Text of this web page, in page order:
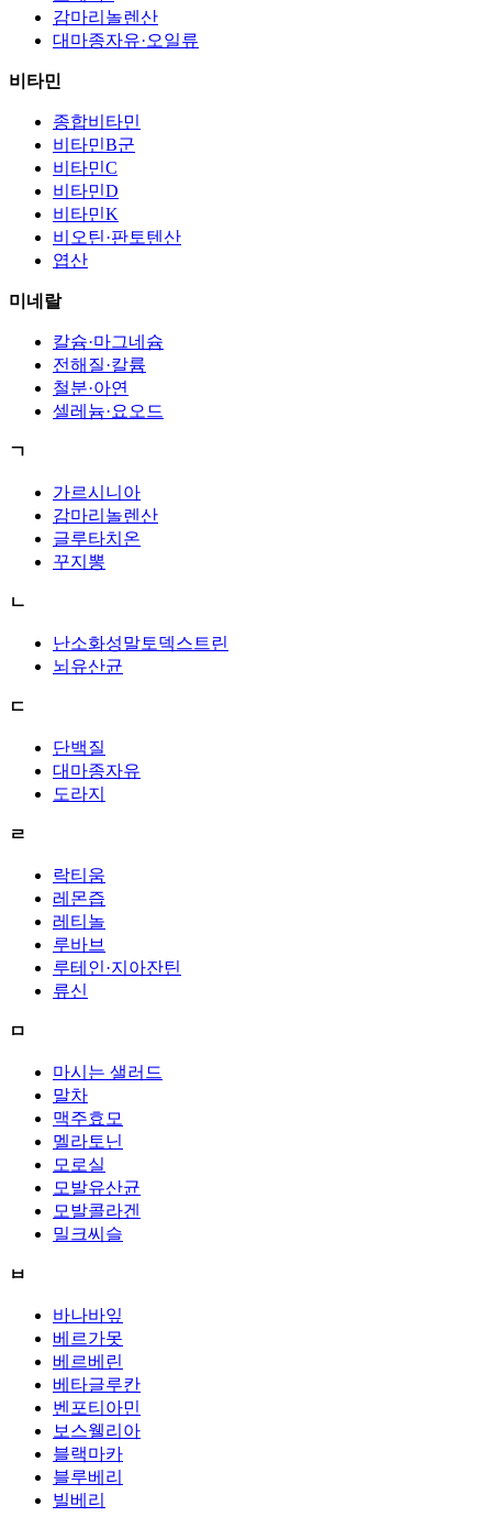
감마리놀렌산
대마종자유·오일류
비타민
종합비타민
비타민B군
비타민C
비타민D
비타민K
비오틴·판토텐산
엽산
미네랄
칼슘·마그네슘
전해질·칼륨
철분·아연
셀레늄·요오드
ㄱ
가르시니아
감마리놀렌산
글루타치온
꾸지뽕
ㄴ
난소화성말토덱스트린
뇌유산균
ㄷ
단백질
대마종자유
도라지
ㄹ
락티움
레몬즙
레티놀
루바브
루테인·지아잔틴
류신
ㅁ
마시는 샐러드
말차
맥주효모
멜라토닌
모로실
모발유산균
모발콜라겐
밀크씨슬
ㅂ
바나바잎
베르가못
베르베린
베타글루칸
벤포티아민
보스웰리아
블랙마카
블루베리
빌베리